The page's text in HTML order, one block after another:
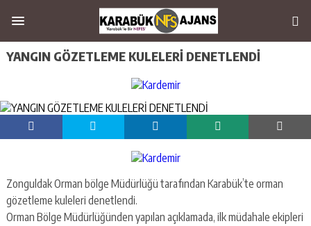
YANGIN GÖZETLEME KULELERİ DENETLENDİ
Zonguldak Orman bölge Müdürlüğü tarafından Karabük’te orman
gözetleme kuleleri denetlendi.
Orman Bölge Müdürlüğünden yapılan açıklamada, ilk müdahale ekipleri